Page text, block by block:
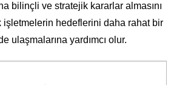
bilinçli ve stratejik kararlar almasını
işletmelerin hedeflerini daha rahat bir
ulaşmalarına yardımcı olur.